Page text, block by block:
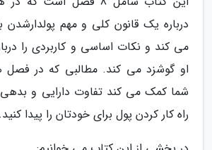
درباره یک قانون کلی و مهم
می کند و نکات اساسی و کاربردی را
او گوشزد می کند. مطالبی که در فصل
شما کمک می کند تفاوت دارایی و
راه کار کردن پول برای خودتان را پیدا کنید.